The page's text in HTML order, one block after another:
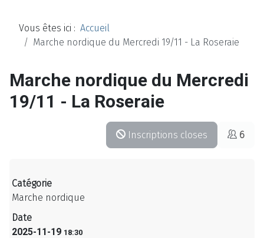
Vous êtes ici : Accueil
Marche nordique du Mercredi 19/11 - La Roseraie
Marche nordique du Mercredi
19/11 - La Roseraie
Inscriptions closes 6
Catégorie
Marche nordique
Date
2025-11-19 18:30